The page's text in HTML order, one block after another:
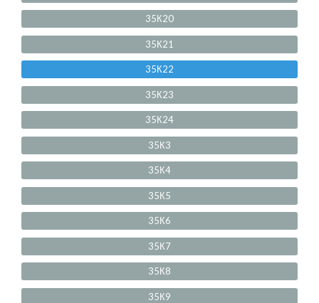
35К20
35К21
35К22
35К23
35К24
35К3
35К4
35К5
35К6
35К7
35К8
35К9